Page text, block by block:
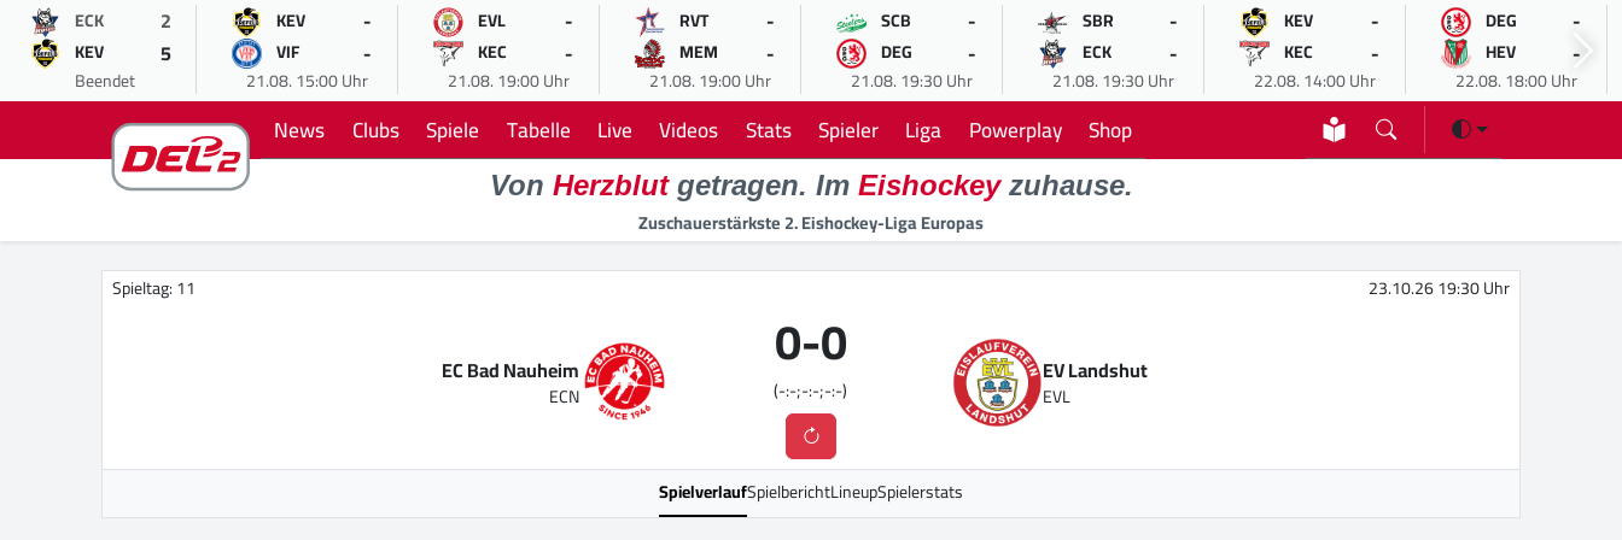
ECK 2
KEV 5
Beendet
KEV -
VIF -
21.08. 15:00 Uhr
EVL -
KEC -
21.08. 19:00 Uhr
RVT -
MEM -
21.08. 19:00 Uhr
SCB -
DEG -
21.08. 19:30 Uhr
SBR -
ECK -
21.08. 19:30 Uhr
KEV -
KEC -
22.08. 14:00 Uhr
DEG -
HEV -
22.08. 18:00 Uhr
News Clubs Spiele Tabelle Live Videos Stats Spieler Liga Powerplay Shop
Von Herzblutgetragen. Im Eishockeyzuhause.
Zuschauerstärkste 2. Eishockey-Liga Europas
Spieltag: 11 23.10.26 19:30 Uhr
EC Bad Nauheim
ECN
0-0
(-:-;-:-;-:-)
EV Landshut
EVL
SpielverlaufSpielberichtLineupSpielerstats